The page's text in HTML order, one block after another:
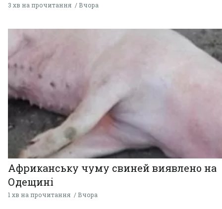
3 хв на прочитання Вчора
Африканську чуму свиней виявлено на
Одещині
1 хв на прочитання Вчора